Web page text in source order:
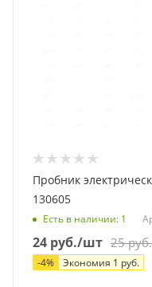
Пробник
130605
Есть в наличии: 1
24 руб./шт 25руб.
-4% Экономия 1 руб.